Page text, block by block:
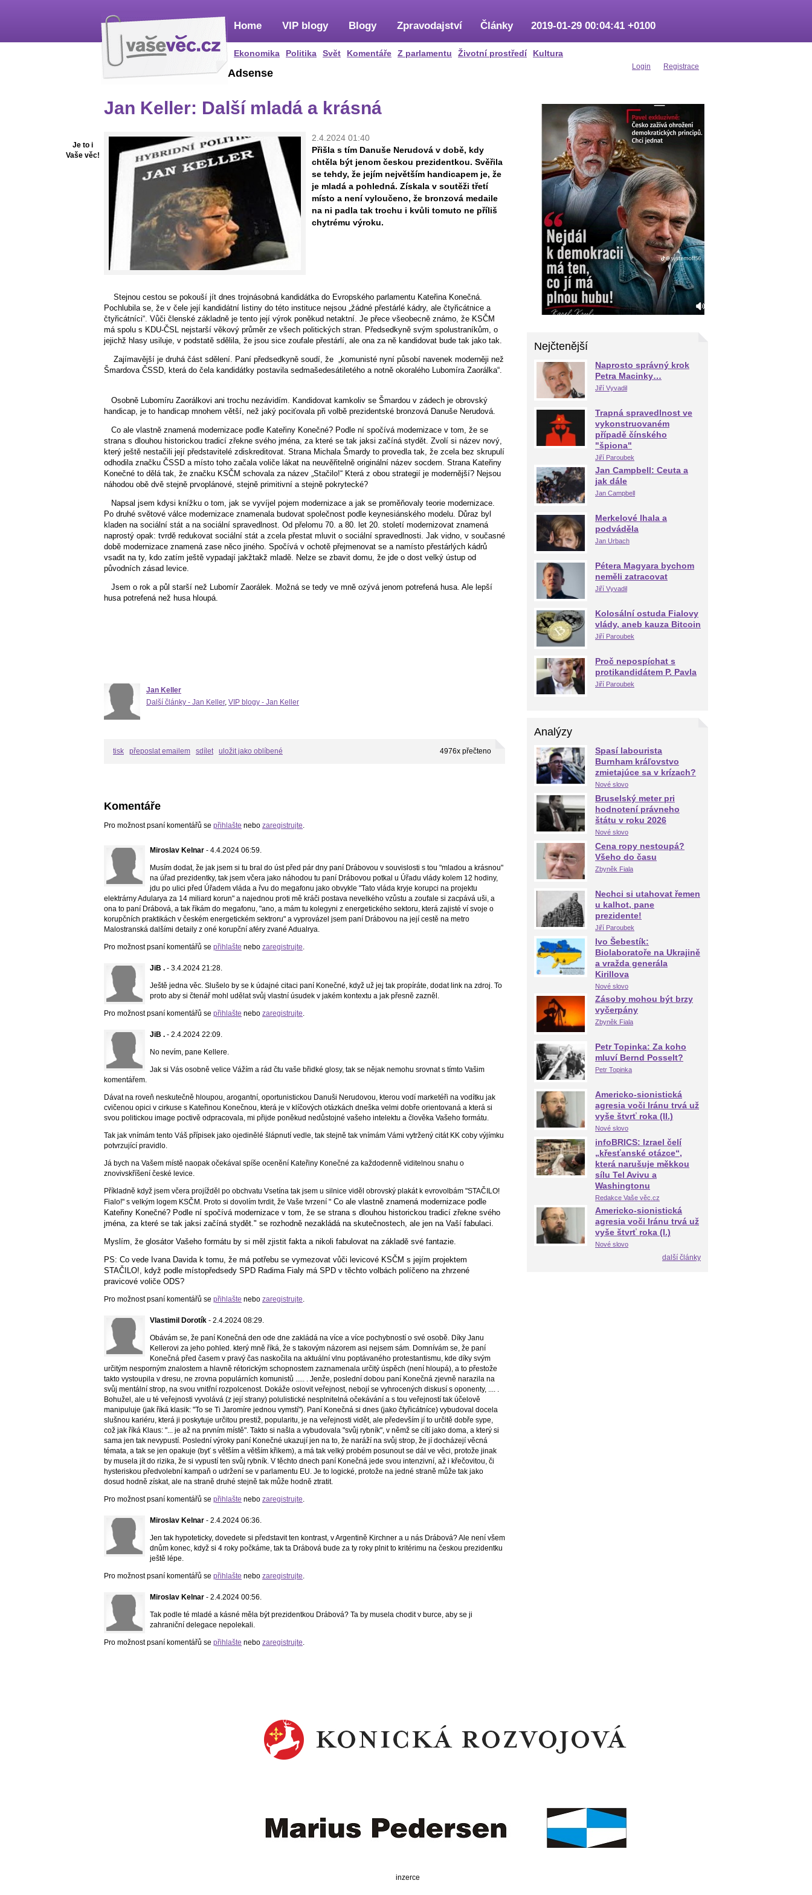
Home
Ekonomika Politika Svět Komentáře Z parlamentu Životní prostředí Kultura
VIP blogy Blogy Zpravodajství Články 2019-01-29 00:04:41 +0100
Login Registrace
Je to i
Vaše věc!
Adsense
Jan Keller: Další mladá a krásná
2.4.2024 01:40
Přišla s tím Danuše Nerudová v době, kdy
chtěla být jenom českou prezidentkou. Svěřila
se tehdy, že jejím největším handicapem je, že
je mladá a pohledná. Získala v soutěži třetí
místo a není vyloučeno, že bronzová medaile
na ni padla tak trochu i kvůli tomuto ne příliš
chytrému výroku.
Stejnou cestou se pokouší jít dnes trojnásobná kandidátka do Evropského parlamentu Kateřina Konečná.
Pochlubila se, že v čele její kandidátní listiny do této instituce nejsou „žádné přestárlé kádry, ale čtyřicátnice a
čtyřicátníci“. Vůči členské základně je tento její výrok poněkud netaktní. Je přece všeobecně známo, že KSČM
má spolu s KDU-ČSL nejstarší věkový průměr ze všech politických stran. Předsedkyně svým spolustraníkům, o
jejichž hlasy usiluje, v podstatě sdělila, že jsou sice zoufale přestárlí, ale ona za ně kandidovat bude tak jako tak.
Zajímavější je druhá část sdělení. Paní předsedkyně soudí, že „komunisté nyní působí navenek moderněji než
Šmardova ČSSD, která do čela kandidátky postavila sedmašedesátiletého a notně okoralého Lubomíra Zaorálka“.
Osobně Lubomíru Zaorálkovi ani trochu nezávidím. Kandidovat kamkoliv se Šmardou v zádech je obrovský
handicap, je to handicap mnohem větší, než jaký pociťovala při volbě prezidentské bronzová Danuše Nerudová.
Co ale vlastně znamená modernizace podle Kateřiny Konečné? Podle ní spočívá modernizace v tom, že se
strana s dlouhou historickou tradicí zřekne svého jména, za které se tak jaksi začíná stydět. Zvolí si název nový,
který ještě nestačili její představitelé zdiskreditovat. Strana Michala Šmardy to provedla tak, že zcela bez skrupulí
odhodila značku ČSSD a místo toho začala voliče lákat na neuvěřitelně originální název socdem. Strana Kateřiny
Konečné to dělá tak, že značku KSČM schovala za název „Stačilo!“ Která z obou strategií je modernější? Nejsou
náhodou obě dvě stejně prvoplánové, stejně primitivní a stejně pokrytecké?
Napsal jsem kdysi knížku o tom, jak se vyvíjel pojem modernizace a jak se proměňovaly teorie modernizace.
Po druhé světové válce modernizace znamenala budovat společnost podle keynesiánského modelu. Důraz byl
kladen na sociální stát a na sociální spravedlnost. Od přelomu 70. a 80. let 20. století modernizovat znamená
naprostý opak: tvrdě redukovat sociální stát a zcela přestat mluvit o sociální spravedlnosti. Jak vidno, v současné
době modernizace znamená zase něco jiného. Spočívá v ochotě přejmenovat se a namísto přestárlých kádrů
vsadit na ty, kdo zatím ještě vypadají jakžtakž mladě. Nelze se zbavit domu, že jde o dost velký ústup od
původních zásad levice.
Jsem o rok a půl starší než Lubomír Zaorálek. Možná se tedy ve mně ozývá jenom potrefená husa. Ale lepší
husa potrefená než husa hloupá.
Jan Keller
Další články - Jan Keller, VIP blogy - Jan Keller
tisk přeposlat emailem sdílet uložit jako oblíbené 4976x přečteno
Komentáře
Pro možnost psaní komentářů se přihlašte nebo zaregistrujte.
Miroslav Kelnar - 4.4.2024 06:59.
Musím dodat, že jak jsem si tu bral do úst před pár dny paní Drábovou v souvislosti s tou "mladou a krásnou"
na úřad prezidentky, tak jsem včera jako náhodou tu paní Drábovou potkal u Úřadu vlády kolem 12 hodiny,
jdu po ulici před Úřadem vláda a řvu do megafonu jako obvykle "Tato vláda kryje korupci na projektu
elektrárny Adularya za 14 miliard korun" a najednou proti mě kráči postava nevelkého vzůstu a zoufale si zacpává uši, a
ona to paní Drábová, a tak říkám do megafonu, "ano, a mám tu kolegyni z energetického sektoru, která zajisté ví svoje o
korupčních praktikách v českém energetickém sektroru" a vyprovázel jsem paní Drábovou na její cestě na metro
Malostranská dalšími detaily z oné korupční aféry zvané Adualrya.
Pro možnost psaní komentářů se přihlašte nebo zaregistrujte.
JiB . - 3.4.2024 21:28.
Ještě jedna věc. Slušelo by se k údajné citaci paní Konečné, když už jej tak propíráte, dodat link na zdroj. To
proto aby si čtenář mohl udělat svůj vlastní úsudek v jakém kontextu a jak přesně zazněl.
Pro možnost psaní komentářů se přihlašte nebo zaregistrujte.
JiB . - 2.4.2024 22:09.
No nevím, pane Kellere.
Jak si Vás osobně velice Vážím a rád čtu vaše břidké glosy, tak se nějak nemohu srovnat s tímto Vašim
komentářem.
Dávat na roveň neskutečně hloupou, arogantní, oportunistickou Danuši Nerudovou, kterou vodí marketéři na vodítku jak
cvičenou opici v cirkuse s Kateřinou Konečnou, která je v klíčových otázkách dneška velmi dobře orientovaná a která si
svou politickou image poctivě odpracovala, mi přijde poněkud nedůstojné vašeho intelektu a člověka Vašeho formátu.
Tak jak vnímám tento Váš přípisek jako ojedinělé šlápnutí vedle, tak stejně tak vnímám Vámi vytržený citát KK coby výjímku
potvrzující pravidlo.
Já bych na Vašem místě naopak očekával spíše ocenění Kateřiny Konečné za každodenně viditelnou snahu o
znovivskříšení české levice.
Příkladně když jsem včera projížděl po obchvatu Vsetína tak jsem u silnice viděl obrovský plakát k evrovolbám "STAČILO!
Fialo!" s velkým logem KSČM. Proto si dovolím tvrdit, že Vaše tvrzení " Co ale vlastně znamená modernizace podle
Kateřiny Konečné? Podle ní spočívá modernizace v tom, že se strana s dlouhou historickou tradicí zřekne svého
jména, za které se tak jaksi začíná stydět." se rozhodně nezakládá na skutečnostech, ale jen na Vaší fabulaci.
Myslím, že glosátor Vašeho formátu by si měl zjistit fakta a nikoli fabulovat na základě své fantazie.
PS: Co vede Ivana Davida k tomu, že má potřebu se vymezovat vůči levicové KSČM s jejím projektem
STAČILO!, když podle místopředsedy SPD Radima Fialy má SPD v těchto volbách políčeno na zhrzené
pravicové voliče ODS?
Pro možnost psaní komentářů se přihlašte nebo zaregistrujte.
Vlastimil Dorotík - 2.4.2024 08:29.
Obávám se, že paní Konečná den ode dne zakládá na více a více pochybností o své osobě. Díky Janu
Kellerovi za jeho pohled. který mně říká, že s takovým názorem asi nejsem sám. Domnívám se, že paní
Konečná před časem v pravý čas naskočila na aktuální vlnu poptávaného protestantismu, kde díky svým
určitým nesporným znalostem a hlavně rétorickým schopnostem zaznamenala určitý úspěch (není hloupá), a to přestože
takto vystoupila v dresu, ne zrovna populárních komunistů ..... . Jenže, poslední dobou paní Konečná zjevně narazila na
svůj mentální strop, na svou vnitřní rozpolcenost. Dokáže oslovit veřejnost, nebojí se vyhrocených diskusí s oponenty, .... .
Bohužel, ale u té veřejnosti vyvolává (z její strany) polulistické nesplnitelná očekávání a s tou veřejností tak účelově
manipuluje (jak říká klasik: "To se Ti Jaromíre jednou vymstí"). Paní Konečná si dnes (jako čtyřicátníce) vybudoval docela
slušnou kariéru, která ji poskytuje určitou prestiž, popularitu, je na veřejnosti vidět, ale především jí to určitě dobře sype,
což jak říká Klaus: "... je až na prvním místě". Takto si našla a vybudovala "svůj rybník", v němž se cítí jako doma, a který si
sama jen tak nevypustí. Poslední výroky paní Konečné ukazují jen na to, že naráží na svůj strop, že jí docházejí věcná
témata, a tak se jen opakuje (byť s větším a větším křikem), a má tak velký probém posunout se dál ve věci, protože jinak
by musela jít do rizika, že si vypustí ten svůj rybník. V těchto dnech paní Konečná jede svou intenzivní, až i křečovitou, či
hysteriskou předvolební kampaň o udržení se v parlamentu EU. Je to logické, protože na jedné straně může tak jako
dosud hodně získat, ale na straně druhé stejně tak může hodně ztratit.
Pro možnost psaní komentářů se přihlašte nebo zaregistrujte.
Miroslav Kelnar - 2.4.2024 06:36.
Jen tak hypoteticky, dovedete si představit ten kontrast, v Argentině Kirchner a u nás Drábová? Ale není všem
dnům konec, když si 4 roky počkáme, tak ta Drábová bude za ty roky plnit to kritérimu na českou prezidentku
ještě lépe.
Pro možnost psaní komentářů se přihlašte nebo zaregistrujte.
Miroslav Kelnar - 2.4.2024 00:56.
Tak podle té mladé a kásné měla být prezidentkou Drábová? Ta by musela chodit v burce, aby se ji
zahraniční delegace nepolekali.
Pro možnost psaní komentářů se přihlašte nebo zaregistrujte.
Nejčtenější
Naprosto správný krok
Petra Macinky…
Jiří Vyvadil
Trapná spravedlnost ve
vykonstruovaném
případě čínského
"špiona"
Jiří Paroubek
Jan Campbell: Ceuta a
jak dále
Jan Campbell
Merkelové lhala a
podváděla
Jan Urbach
Pétera Magyara bychom
neměli zatracovat
Jiří Vyvadil
Kolosální ostuda Fialovy
vlády, aneb kauza Bitcoin
Jiří Paroubek
Proč nepospíchat s
protikandidátem P. Pavla
Jiří Paroubek
Analýzy
Spasí labourista
Burnham kráľovstvo
zmietajúce sa v krízach?
Nové slovo
Bruselský meter pri
hodnotení právneho
štátu v roku 2026
Nové slovo
Cena ropy nestoupá?
Všeho do času
Zbyněk Fiala
Nechci si utahovat řemen
u kalhot, pane
prezidente!
Jiří Paroubek
Ivo Šebestík:
Biolaboratoře na Ukrajině
a vražda generála
Kirillova
Nové slovo
Zásoby mohou být brzy
vyčerpány
Zbyněk Fiala
Petr Topinka: Za koho
mluví Bernd Posselt?
Petr Topinka
Americko-sionistická
agresia voči Iránu trvá už
vyše štvrť roka (II.)
Nové slovo
infoBRICS: Izrael čelí
„křesťanské otázce“,
která narušuje měkkou
sílu Tel Avivu a
Washingtonu
Redakce Vaše věc.cz
Americko-sionistická
agresia voči Iránu trvá už
vyše štvrť roka (I.)
Nové slovo
další články
inzerce